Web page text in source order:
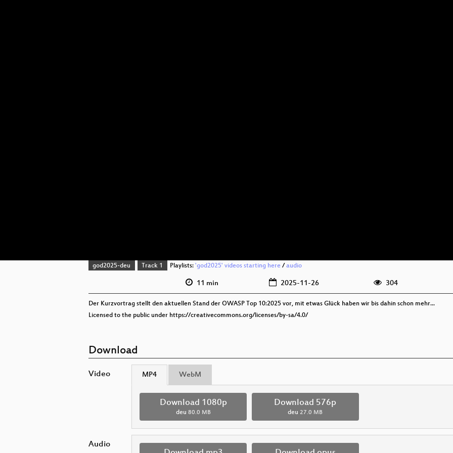
god2025-deu Track 1 Playlists: 'god2025' videos starting here/ audio
11 min 2025-11-26 304
Der Kurzvortrag stellt den aktuellen Stand der OWASP Top 10:2025 vor, mit etwas Glück haben wir bis dahin schon mehr...
Licensed to the public under https://creativecommons.org/licenses/by-sa/4.0/
Download
Video MP4 WebM
Download 1080p
deu 80.0 MB
Download 576p
deu 27.0 MB
Audio